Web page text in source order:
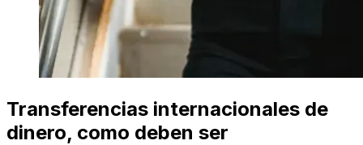
Transferencias internacionales de
dinero, como deben ser